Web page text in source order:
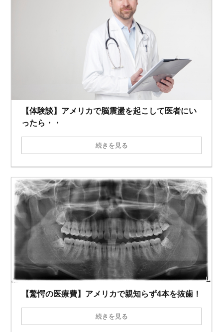
【体験談】アメリカで脳震盪を起こして医者にい
ったら・・
続きを見る
【驚愕の医療費】アメリカで親知らず4本を抜歯！
続きを見る